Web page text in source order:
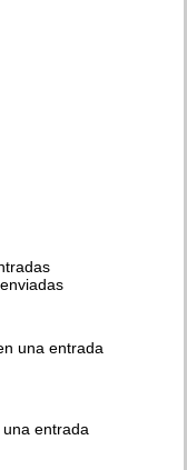
una entrada
entrada